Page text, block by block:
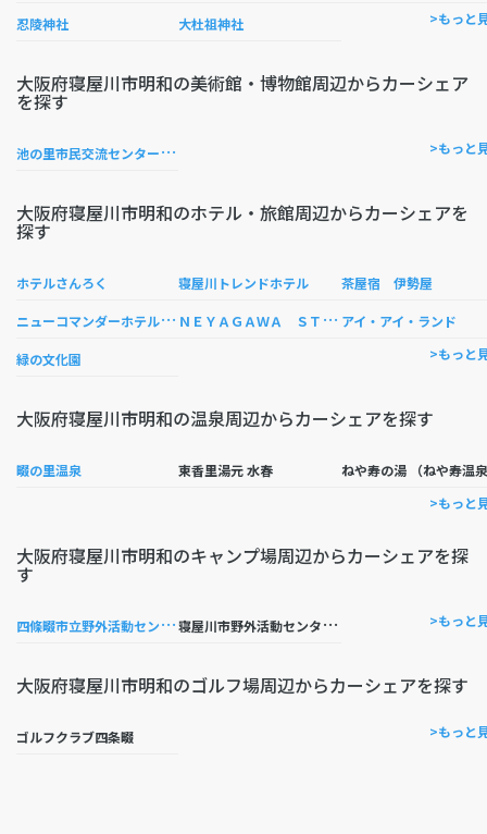
忍陵神社 大杜祖神社 >もっと
大阪府寝屋川市明和の美術館・博物館周辺からカーシェア
を探す
池
の里市民交流センター （考古資料展示室） >もっと
大阪府寝屋川市明和のホテル・旅館周辺からカーシェアを
探す
ホテルさんろく 寝屋川トレンドホテル 茶屋宿 伊勢屋
ニ
ューコマンダーホテル ＜寝屋川＞ Ｎ
ＥＹＡＧＡＷＡ ＳＴＡＴＩＯＮ ＨＯＵＳＥ アイ・アイ・ランド
緑の文化園 >もっと
大阪府寝屋川市明和の温泉周辺からカーシェアを探す
畷の里温泉 東香里湯元 水春
ねや寿の湯 （ねや寿温
>もっと
大阪府寝屋川市明和のキャンプ場周辺からカーシェアを探
す
四
條畷市立野外活動センター 寝
屋川市野外活動センター NOA（ノア） >もっと
大阪府寝屋川市明和のゴルフ場周辺からカーシェアを探す
ゴルフクラブ四条畷 >もっと